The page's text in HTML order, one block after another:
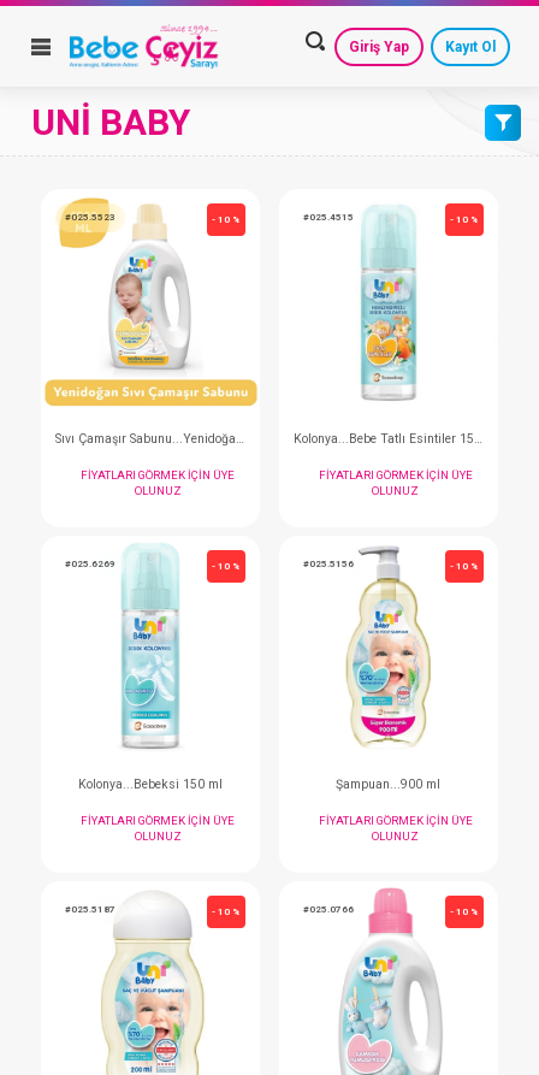
GÜVENLİ ÇIKIŞ
Giriş Yap Kayıt Ol
UNİ BABY
VARSAYILAN
AZALAN FİYAT
ARTAN FİYAT
#025.5523
OLUNUZ
#025.4515
FIYATLARI GÖRMEK
#025.6269
Kolonya...Bebeksi 150 ml
FIYATLARI GÖRMEK IÇIN ÜYE
OLUNUZ
#025.5156
Şampuan...900
FIYATLARI GÖRMEK